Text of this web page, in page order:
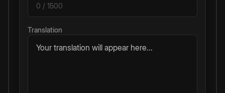
0 / 1500
Translation
Your translation will appear here...